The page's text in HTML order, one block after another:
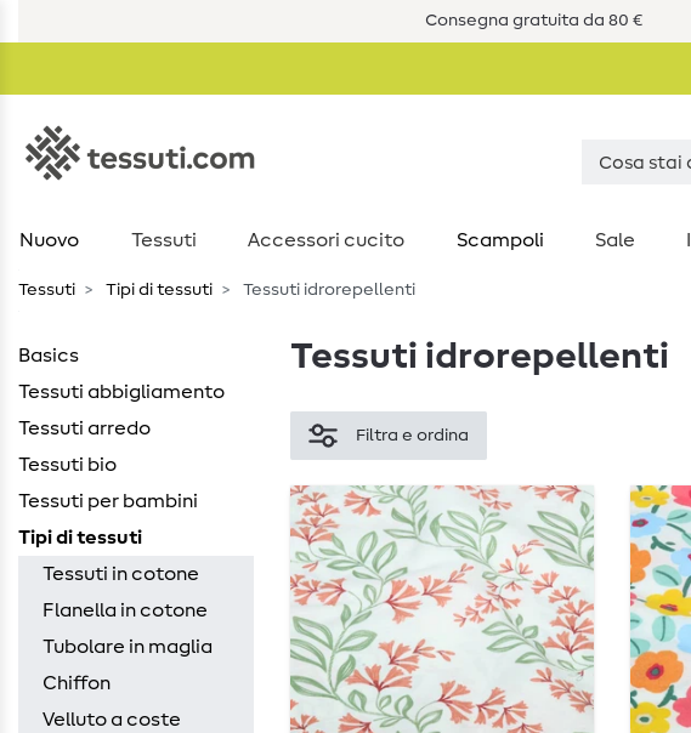
Consegna gratuita da 80 €
Nuovo Tessuti Accessori cucito Scampoli Sale
Tessuti Tipi di tessuti Tessuti idrorepellenti
Basics
Tessuti abbigliamento
Tessuti arredo
Tessuti bio
Tessuti per bambini
Tipi di tessuti
Tessuti in cotone
Flanella in cotone
Tubolare in maglia
Chiffon
Velluto a coste
Tessuti idrorepellenti
Filtra e ordina